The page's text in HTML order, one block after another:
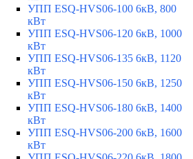
УПП ESQ-HVS06-100 6кВ, 800
кВт
УПП ESQ-HVS06-120 6кВ, 1000
кВт
УПП ESQ-HVS06-135 6кВ, 1120
кВт
УПП ESQ-HVS06-150 6кВ, 1250
кВт
УПП ESQ-HVS06-180 6кВ, 1400
кВт
УПП ESQ-HVS06-200 6кВ, 1600
кВт